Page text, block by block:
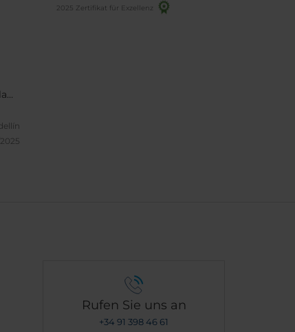
2025 Zertifikat für Exzellenz
Rufen Sie uns an
+34 91 398 46 61